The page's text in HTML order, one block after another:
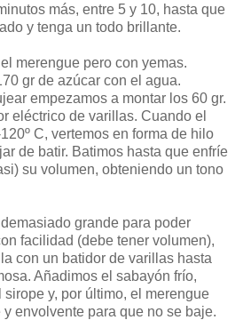
más, entre 5 y 10, hasta que
y tenga un todo brillante.
merengue pero con yemas.
gr de azúcar con el agua.
empezamos a montar los 60 gr.
eléctrico de varillas. Cuando el
C, vertemos en forma de hilo
de batir. Batimos hasta que enfríe
su volumen, obteniendo un tono
grande para poder
facilidad (debe tener volumen),
con un batidor de varillas hasta
Añadimos el sabayón frío,
y, por último, el merengue
envolvente para que no se baje.